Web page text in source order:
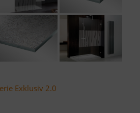
Exklusiv 2.0